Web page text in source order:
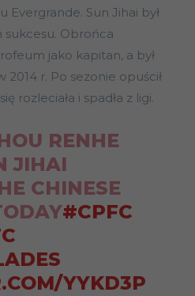
Evergrande. Sun Jihai był
Obrońca
jako kapitan, a był
r. Po sezonie opuścił
rozleciała i spadła z ligi.
RENHE
JIHAI
CHINESE
#CPFC
YYKD3P